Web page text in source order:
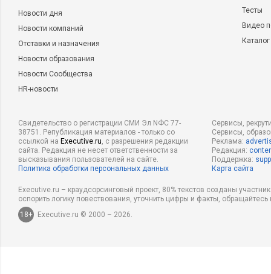
Новости дня
Новости компаний
Отставки и назначения
Новости образования
Новости Сообщества
HR-новости
Тесты
Видео
Свидетельство о регистрации СМИ Эл NФС 77-
38751. Републикация материалов - только со
ссылкой на Executive.ru, с разрешения редакции
сайта. Редакция не несет ответственности за
высказывания пользователей на сайте.
Политика обработки персональных данных
Сервисы,
Сервисы,
Реклама:
Редакция:
Поддержка:
Карта сайта
Executive.ru – краудсорсинговый проект, 80% текстов созданы
оспорить логику повествования, уточнить цифры и факты,
18+
Executive.ru © 2000 – 2026.